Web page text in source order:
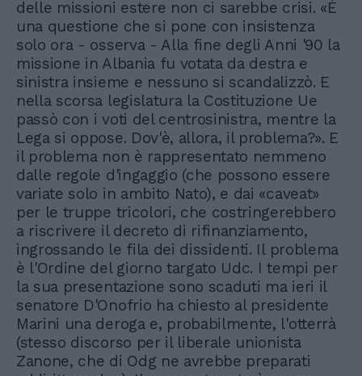
delle missioni estere non ci sarebbe crisi. «È
una questione che si pone con insistenza
solo ora - osserva - Alla fine degli Anni '90 la
missione in Albania fu votata da destra e
sinistra insieme e nessuno si scandalizzò. E
nella scorsa legislatura la Costituzione Ue
passò con i voti del centrosinistra, mentre la
Lega si oppose. Dov'è, allora, il problema?». E
il problema non è rappresentato nemmeno
dalle regole d'ingaggio (che possono essere
variate solo in ambito Nato), e dai «caveat»
per le truppe tricolori, che costringerebbero
a riscrivere il decreto di rifinanziamento,
ingrossando le fila dei dissidenti. Il problema
è l'Ordine del giorno targato Udc. I tempi per
la sua presentazione sono scaduti ma ieri il
senatore D'Onofrio ha chiesto al presidente
Marini una deroga e, probabilmente, l'otterrà
(stesso discorso per il liberale unionista
Zanone, che di Odg ne avrebbe preparati